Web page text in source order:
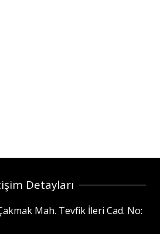
Detayları
Mah. Tevfik İleri Cad. No: